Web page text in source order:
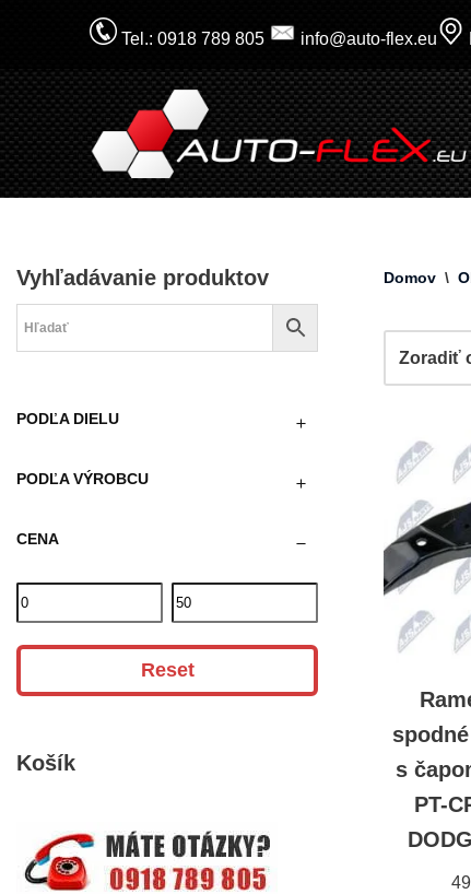
na
obsah
Tel.: 0918 789 805 info@auto-flex.eu
Vyhľadávanie produktov
PODĽA DIELU
PODĽA VÝROBCU
CENA
Reset
Košík
Domov \
s
PT-